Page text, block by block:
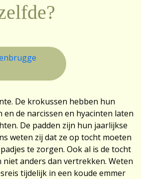
De krokussen hebben hun
de narcissen en hyacinten laten
De padden zijn hun jaarlijkse
weten zij dat ze op tocht moeten
te zorgen. Ook al is de tocht
niet anders dan vertrekken. Weten
tijdelijk in een koude emmer